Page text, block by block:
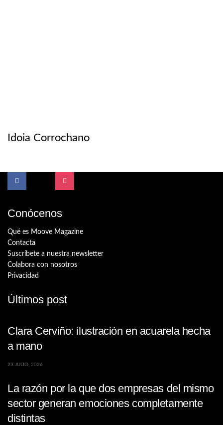
Idoia Corrochano
Conócenos
Qué es Moove Magazine
Contacta
Suscríbete a nuestra newsletter
Colabora con nosotros
Privacidad
Últimos post
Clara Cerviño: ilustración en acuarela hecha
a mano
23 JULIO, 2026
La razón por la que dos empresas del mismo
sector generan emociones completamente
distintas